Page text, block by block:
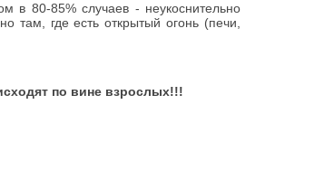
в 80-85% случаев - неукоснительно
там, где есть открытый огонь (печи,
по вине взрослых!!!